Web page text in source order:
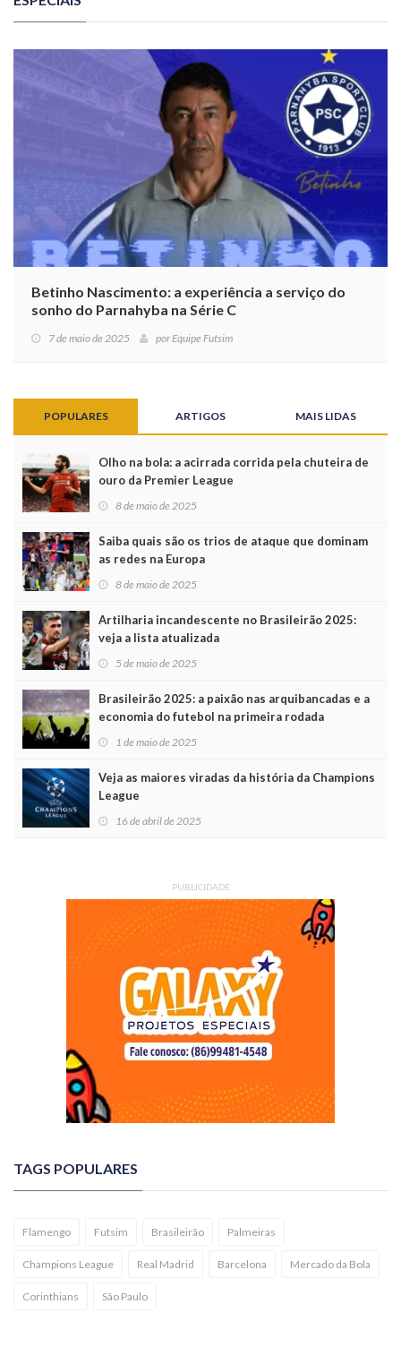
Betinho Nascimento: a experiência a serviço do
sonho do Parnahyba na Série C
7 de maio de 2025 por Equipe Futsim
POPULARES ARTIGOS MAIS LIDAS
Olho na bola: a acirrada corrida pela chuteira de
ouro da Premier League
8 de maio de 2025
Saiba quais são os trios de ataque que dominam
as redes na Europa
8 de maio de 2025
Artilharia incandescente no Brasileirão 2025:
veja a lista atualizada
5 de maio de 2025
Brasileirão 2025: a paixão nas arquibancadas e a
economia do futebol na primeira rodada
1 de maio de 2025
Veja as maiores viradas da história da Champions
League
16 de abril de 2025
PUBLICIDADE
TAGS POPULARES
Flamengo Futsim Brasileirão Palmeiras
Champions League Real Madrid Barcelona Mercado da Bola
Corinthians São Paulo